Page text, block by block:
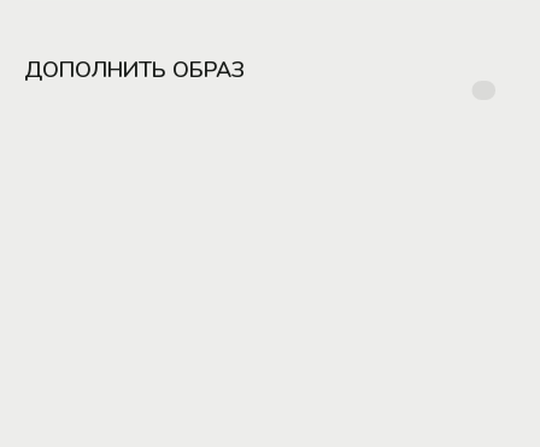
ДОПОЛНИТЬ ОБРАЗ